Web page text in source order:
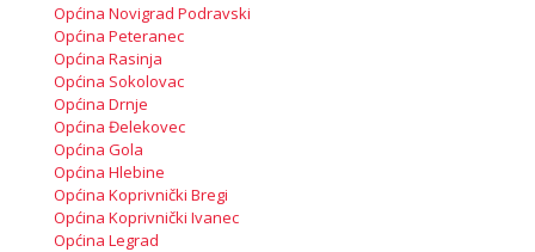
Općina Novigrad Podravski
Općina Peteranec
Općina Rasinja
Općina Sokolovac
Općina Drnje
Općina Đelekovec
Općina Gola
Općina Hlebine
Općina Koprivnički Bregi
Općina Koprivnički Ivanec
Općina Legrad